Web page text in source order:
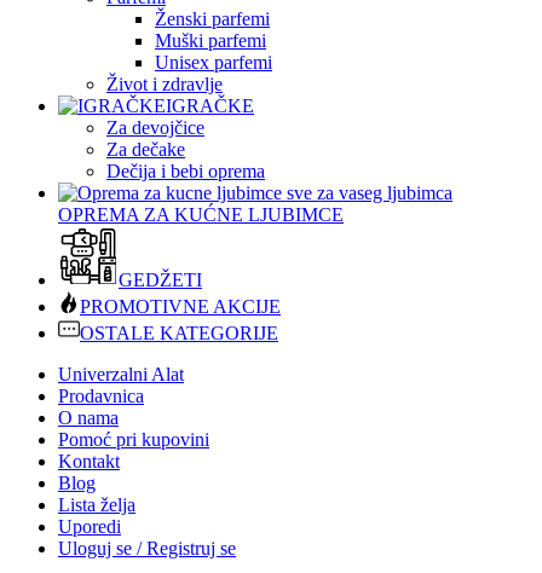
Ženski parfemi
Muški parfemi
Unisex parfemi
Život i zdravlje
IGRAČKE
Za devojčice
Za dečake
Dečija i bebi oprema
OPREMA ZA KUĆNE LJUBIMCE
GEDŽETI
PROMOTIVNE AKCIJE
OSTALE KATEGORIJE
Univerzalni Alat
Prodavnica
O nama
Pomoć pri kupovini
Kontakt
Blog
Lista želja
Uporedi
Uloguj se / Registruj se